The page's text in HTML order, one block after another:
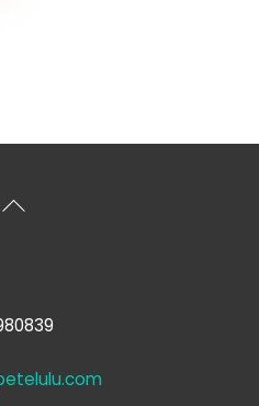
Voltar